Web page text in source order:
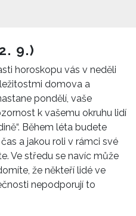
9.)
horoskopu vás v neděli
domova a
pondělí, vaše
k vašemu okruhu lidí
Během léta budete
a jakou roli v rámci své
Ve středu se navíc může
že někteří lidé ve
nepodporují to